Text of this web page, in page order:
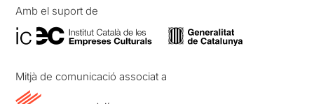
Amb el suport de
Mitjà de comunicació associat a